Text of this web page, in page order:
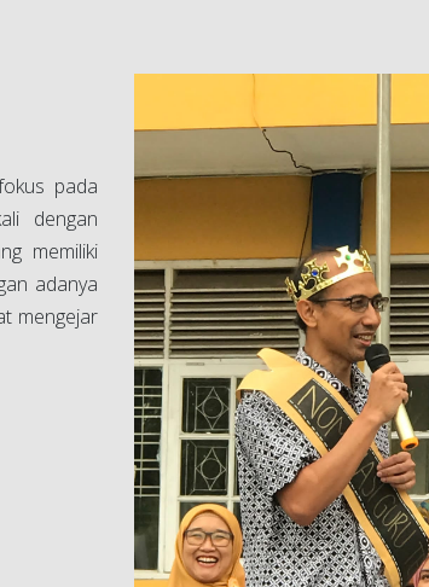
pada
dengan
memiliki
adanya
mengejar